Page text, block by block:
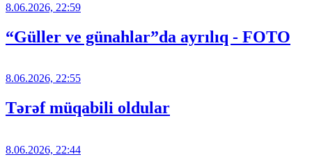
8.06.2026, 22:59
“Güller ve günahlar”da ayrılıq - FOTO
8.06.2026, 22:55
Tərəf müqabili oldular
8.06.2026, 22:44